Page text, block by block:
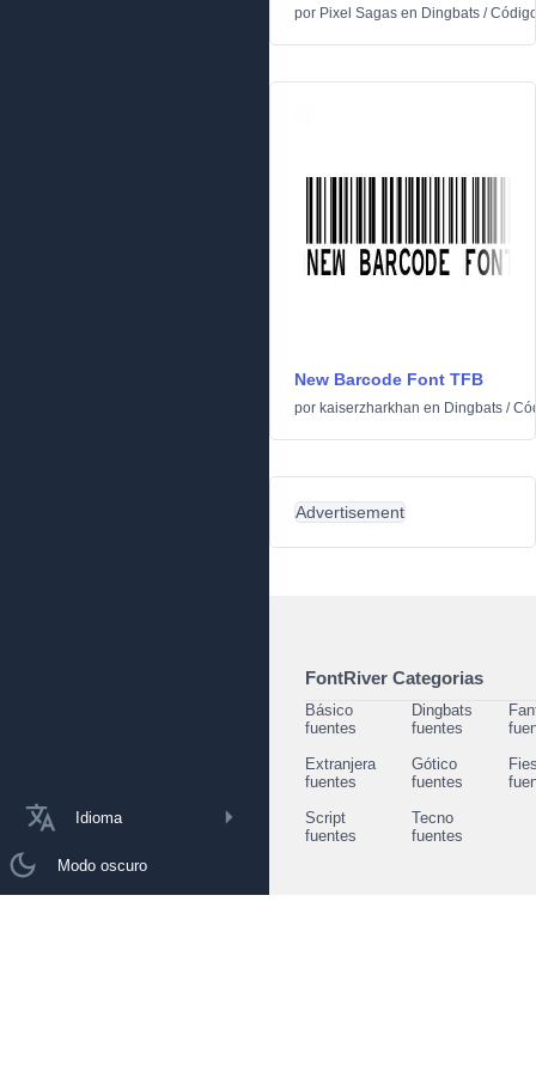
Idioma
Modo oscuro
por Pixel Sagas en Dingbats /
New Barcode Font TFB
por kaiserzharkhan en Dingbats /
Advertisement
FontRiver Categorias
Básico
fuentes
Dingbats
fuentes
Extranjera
fuentes
Gótico
fuentes
Script
fuentes
Tecno
fuentes